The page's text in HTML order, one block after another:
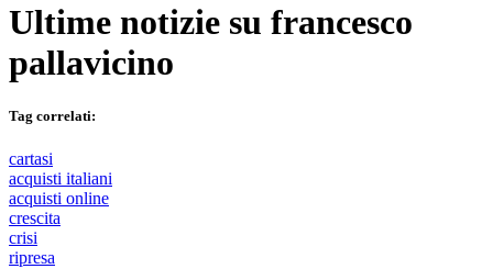
Ultime notizie su francesco
pallavicino
Tag correlati:
cartasi
acquisti italiani
acquisti online
crescita
crisi
ripresa